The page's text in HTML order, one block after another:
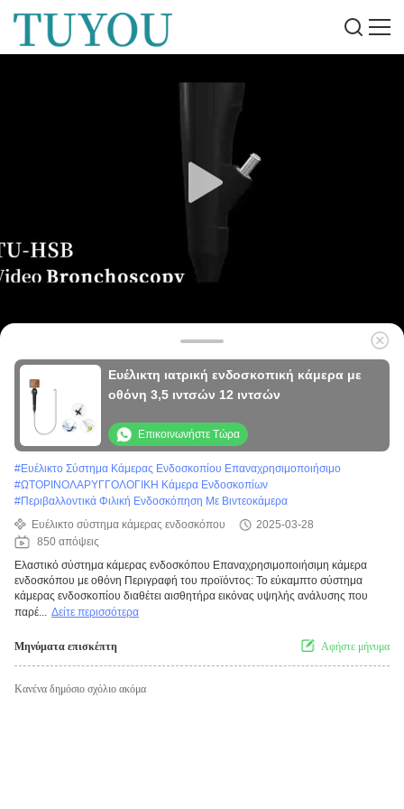
Ευέλικτη ιατρική ενδοσκοπική κάμερα με
οθόνη 3,5 ιντσών 12 ιντσών
Επικοινωνήστε Τώρα
#Ευέλικτο Σύστημα Κάμερας Ενδοσκοπίου Επαναχρησιμοποιήσιμο
#ΩΤΟΡΙΝΟΛΑΡΥΓΓΟΛΟΓΙΚΗ Κάμερα Ενδοσκοπίων
#Περιβαλλοντικά Φιλική Ενδοσκόπηση Με Βιντεοκάμερα
Ευέλικτο σύστημα κάμερας ενδοσκόπου
2025-03-28
850 απόψεις
Ελαστικό σύστημα κάμερας ενδοσκόπου Επαναχρησιμοποιήσιμη κάμερα
ενδοσκόπου με οθόνη Περιγραφή του προϊόντος: Το εύκαμπτο σύστημα
κάμερας ενδοσκοπίου διαθέτει αισθητήρα εικόνας υψηλής ανάλυσης που
παρέ... Δείτε περισσότερα
Μηνύματα επισκέπτη Αφήστε μήνυμα
Κανένα δημόσιο σχόλιο ακόμα